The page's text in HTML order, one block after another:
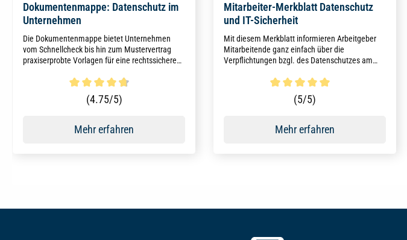
Dokumentenmappe: Datenschutz im
Unternehmen
Die Dokumentenmappe bietet Unternehmen
vom Schnellcheck bis hin zum Mustervertrag
praxiserprobte Vorlagen für eine rechtssichere
um die vorgeschriebenen Pflichten lt. DSGVO
und BDSG-neu mühelos zu erfüllen.
Durchschnittliche Bewertung von 4.7 von 5 Sternen
(4.75/5)
Mehr erfahren
Mitarbeiter-Merkblatt Datenschutz
und IT-Sicherheit
Mit diesem Merkblatt informieren Arbeitgeber
Mitarbeitende ganz einfach über die
Verpflichtungen bzgl. des Datenschutzes am
Unterschriftenseite lässt sich heraustrennen und
in der Personalakte ablegen.
Durchschnittliche Bewertung von 5 von 5
(5/5)
Mehr erfahren